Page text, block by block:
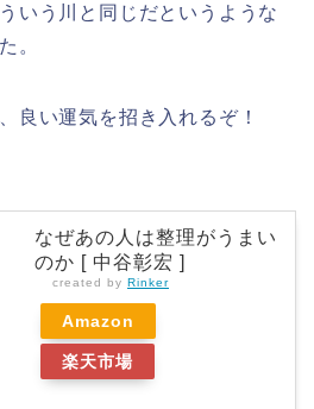
いう川と同じだというような
。
良い運気を招き入れるぞ！
なぜあの人は整理がうまい
のか [ 中谷彰宏 ]
created by Rinker
Amazon
楽天市場